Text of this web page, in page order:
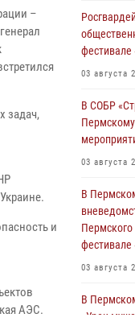
–
задач,
и
АЭС.
03 августа
В СОБР
03 августа
В
Пермского
фестивале
03 августа
В
«Урок